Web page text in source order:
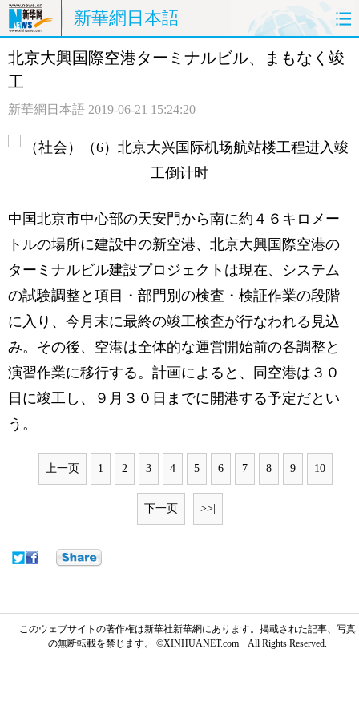
新華網日本語
ホームページ 政治 経済
観光 評論 写真
北京大興国際空港ターミナルビル、まもなく竣
工
新華網日本語 2019-06-21 15:24:20
中国北京市中心部の天安門から南に約４６キロメー
トルの場所に建設中の新空港、北京大興国際空港の
ターミナルビル建設プロジェクトは現在、システム
の試験調整と項目・部門別の検査・検証作業の段階
に入り、今月末に最終の竣工検査が行なわれる見込
み。その後、空港は全体的な運営開始前の各調整と
演習作業に移行する。計画によると、同空港は３０
日に竣工し、９月３０日までに開港する予定だとい
う。
上一页 1 2 3 4 5 6 7 8 9 10
下一页 >>|
このウェブサイトの著作権は新華社新華網にあります。掲載された記事、写真
の無断転載を禁じます。 ©XINHUANET.com All Rights Reserved.